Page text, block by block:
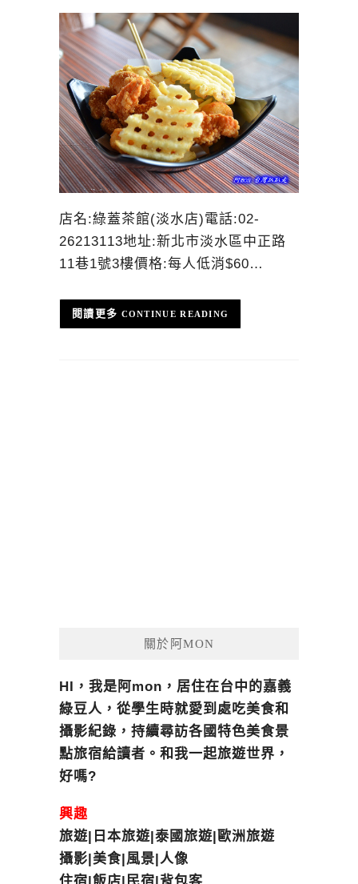
店名:綠蓋茶館(淡水店)電話:02-
26213113地址:新北市淡水區中正路
11巷1號3樓價格:每人低消$60…
CONTINUE READING
關於阿MON
HI，我是阿mon，居住在台中的嘉義
綠豆人，從學生時就愛到處吃美食和
攝影紀錄，持續尋訪各國特色美食景
點旅宿給讀者。和我一起旅遊世界，
好嗎?
興趣
旅遊|日本旅遊|泰國旅遊|歐洲旅遊
攝影|美食|風景|人像
住宿|飯店|民宿|背包客